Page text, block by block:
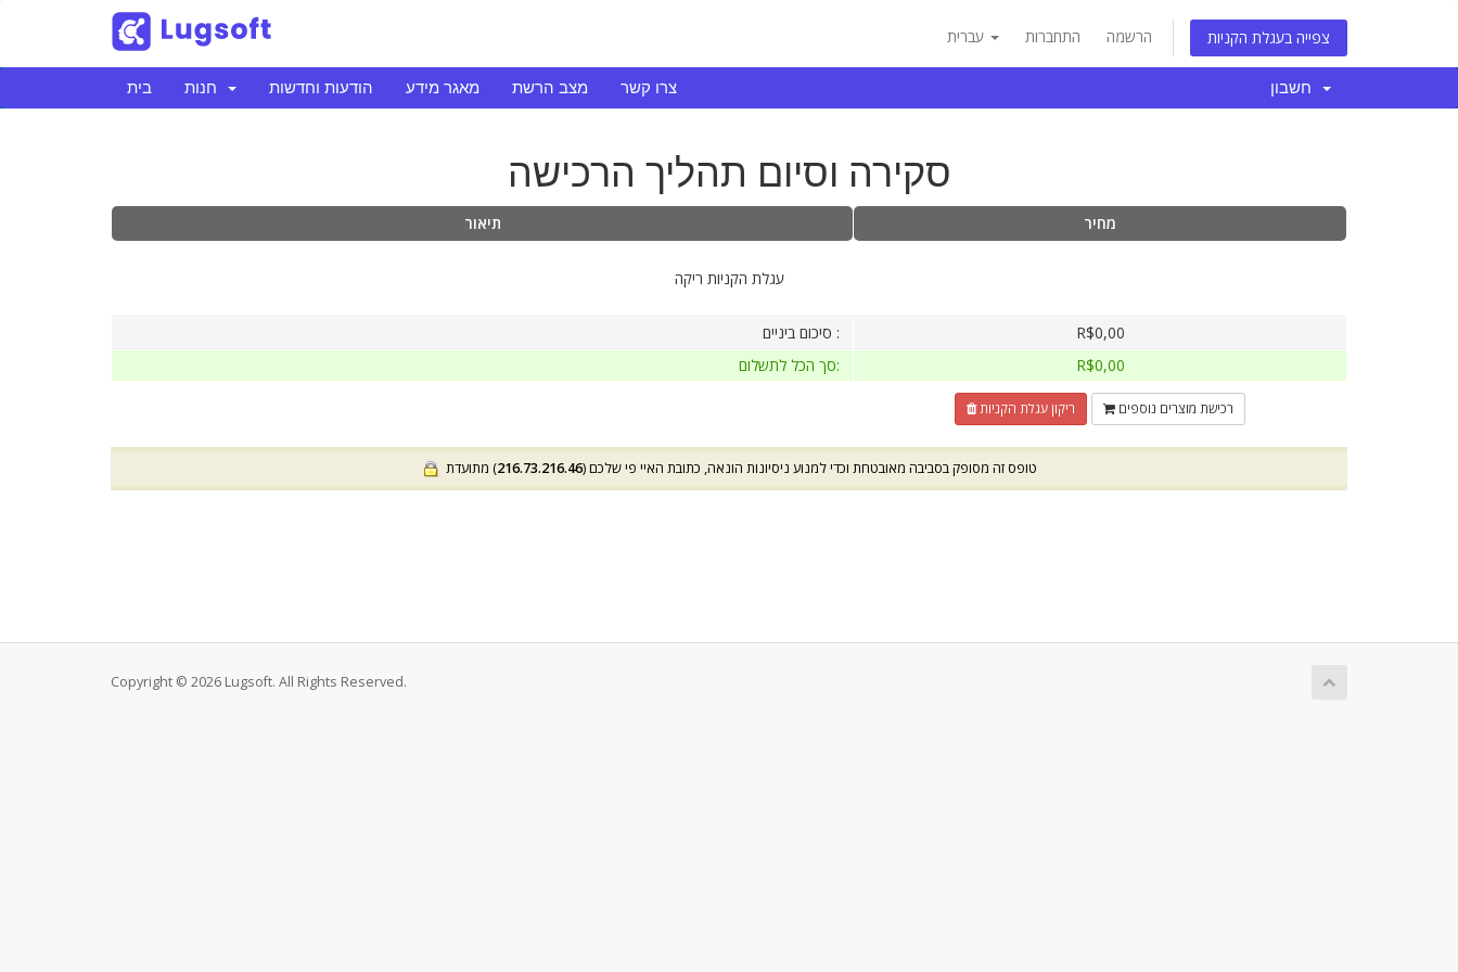
התחברות הרשמה צפייה בעגלת הקניות
בית הודעות וחדשות מאגר מידע מצב הרשת צרו קשר
סקירה וסיום תהליך הרכישה
תיאור מחיר
עגלת הקניות ריקה
סיכום ביניים :
R$0,00
סך הכל לתשלום:
R$0,00
ריקון עגלת הקניות רכישת מוצרים נוספים
טופס זה מסופק בסביבה מאובטחת וכדי למנוע ניסיונות הונאה, כתובת האיי פי שלכם (216.73.216.46) מתועדת
Copyright © 2026 Lugsoft. All Rights Reserved.